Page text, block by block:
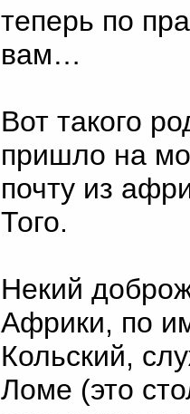
теперь по
вам…
Вот такого
пришло на
почту из
Того.
Некий
Африки, по
Кольский,
Ломе (это